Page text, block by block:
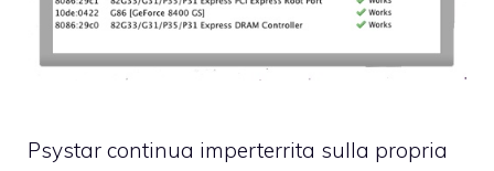
Psystar continua imperterrita sulla propria